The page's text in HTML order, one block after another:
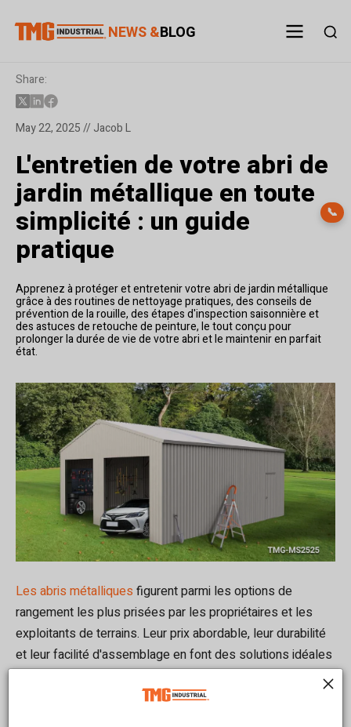
NEWS &BLOG
Share:
May 22, 2025 // Jacob L
L'entretien de votre abri de
jardin métallique en toute
simplicité : un guide
pratique
Apprenez à protéger et entretenir votre abri de jardin métallique
grâce à des routines de nettoyage pratiques, des conseils de
prévention de la rouille, des étapes d'inspection saisonnière et
des astuces de retouche de peinture, le tout conçu pour
prolonger la durée de vie de votre abri et le maintenir en parfait
état.
Les abris métalliques figurent parmi les options de
rangement les plus prisées par les propriétaires et les
exploitants de terrains. Leur prix abordable, leur durabilité
et leur facilité d'assemblage en font des solutions idéales
articles saisonniers. Mais posséder un abri n'est pas un
📞